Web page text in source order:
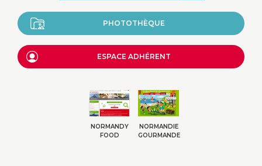
PHOTOTHÈQUE
ESPACE ADHÉRENT
NORMANDY
FOOD
NORMANDIE
GOURMANDE